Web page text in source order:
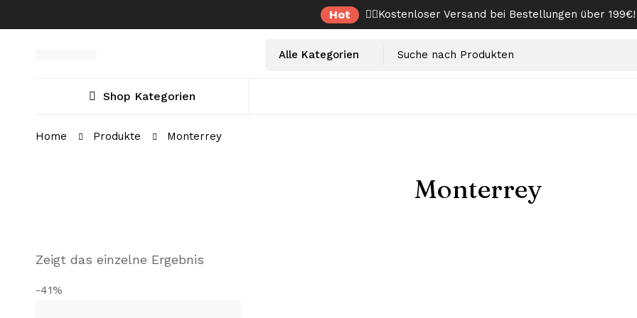
Hot ✌🏼Kostenloser Versand bei Bestellungen über 199€!
Select
Suche
Shop Kategorien
Home Produkte Monterrey
Monterrey
Zeigt das einzelne Ergebnis
-41%